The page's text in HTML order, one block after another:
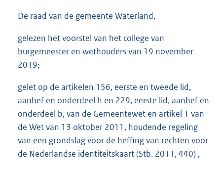
De raad van de gemeente Waterland,
gelezen het voorstel van het college van
burgemeester en wethouders van 19 november
2019;
gelet op de artikelen 156, eerste en tweede lid,
aanhef en onderdeel h en 229, eerste lid, aanhef en
onderdeel b, van de Gemeentewet en artikel 1 van
de Wet van 13 oktober 2011, houdende regeling
van een grondslag voor de heffing van rechten voor
de Nederlandse identiteitskaart (Stb. 2011, 440) ,